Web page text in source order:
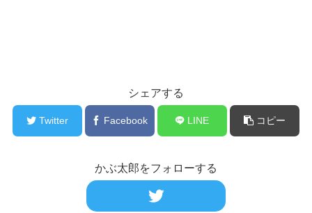
シェアする
Twitter Facebook LINE コピー
かぶ太郎をフォローする